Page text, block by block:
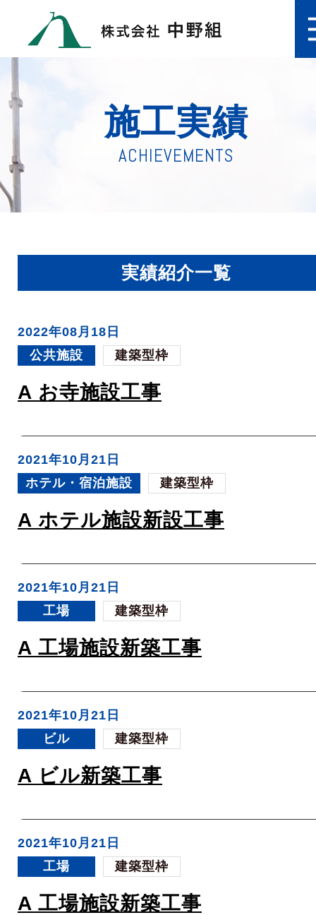
施工実績
ACHIEVEMENTS
実績紹介一覧
2022年08月18日
公共施設
建築型枠
A お寺施設工事
2021年10月21日
ホテル・宿泊施設
建築型枠
A ホテル施設新設工事
2021年10月21日
工場
建築型枠
A 工場施設新築工事
2021年10月21日
ビル
建築型枠
A ビル新築工事
2021年10月21日
工場
建築型枠
A 工場施設新築工事